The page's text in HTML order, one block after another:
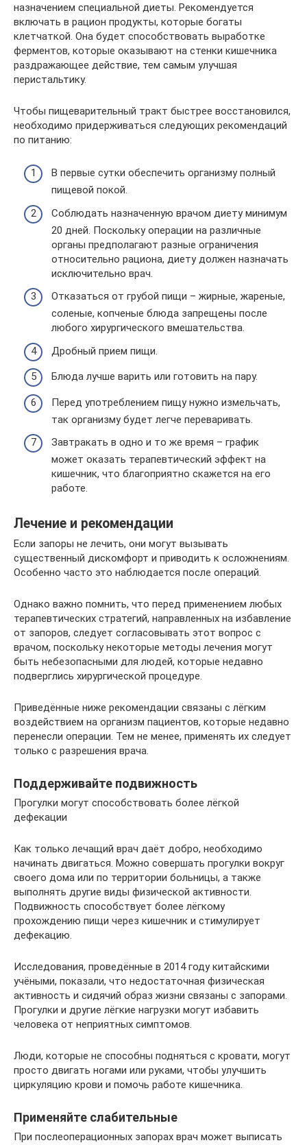
назначением специальной диеты. Рекомендуется
включать в рацион продукты, которые богаты
клетчаткой. Она будет способствовать выработке
ферментов, которые оказывают на стенки кишечника
раздражающее действие, тем самым улучшая
перистальтику.
Чтобы пищеварительный тракт быстрее восстановился,
необходимо придерживаться следующих рекомендаций
по питанию:
В первые сутки обеспечить организму полный
пищевой покой.
Соблюдать назначенную врачом диету минимум
20 дней. Поскольку операции на различные
органы предполагают разные ограничения
относительно рациона, диету должен назначать
исключительно врач.
Отказаться от грубой пищи – жирные, жареные,
соленые, копченые блюда запрещены после
любого хирургического вмешательства.
Дробный прием пищи.
Блюда лучше варить или готовить на пару.
Перед употреблением пищу нужно измельчать,
так организму будет легче переваривать.
Завтракать в одно и то же время – график
может оказать терапевтический эффект на
кишечник, что благоприятно скажется на его
работе.
Лечение и рекомендации
Если запоры не лечить, они могут вызывать
существенный дискомфорт и приводить к осложнениям.
Особенно часто это наблюдается после операций.
Однако важно помнить, что перед применением любых
терапевтических стратегий, направленных на избавление
от запоров, следует согласовывать этот вопрос с
врачом, поскольку некоторые методы лечения могут
быть небезопасными для людей, которые недавно
подверглись хирургической процедуре.
Приведённые ниже рекомендации связаны с лёгким
воздействием на организм пациентов, которые недавно
перенесли операции. Тем не менее, применять их следует
только с разрешения врача.
Поддерживайте подвижность
Прогулки могут способствовать более лёгкой
дефекации
Как только лечащий врач даёт добро, необходимо
начинать двигаться. Можно совершать прогулки вокруг
своего дома или по территории больницы, а также
выполнять другие виды физической активности.
Подвижность способствует более лёгкому
прохождению пищи через кишечник и стимулирует
дефекацию.
Исследования, проведённые в 2014 году китайскими
учёными, показали, что недостаточная физическая
активность и сидячий образ жизни связаны с запорами.
Прогулки и другие лёгкие нагрузки могут избавить
человека от неприятных симптомов.
Люди, которые не способны подняться с кровати, могут
просто двигать ногами или руками, чтобы улучшить
циркуляцию крови и помочь работе кишечника.
Применяйте слабительные
При послеоперационных запорах врач может выписать